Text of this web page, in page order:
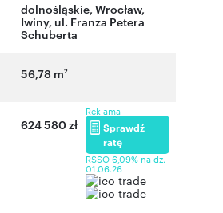
dolnośląskie, Wrocław,
Iwiny, ul. Franza Petera
Schuberta
56,78 m2
624 580 zł
Reklama
Sprawdź
ratę
RSSO 6,09% na dz.
01.06.26